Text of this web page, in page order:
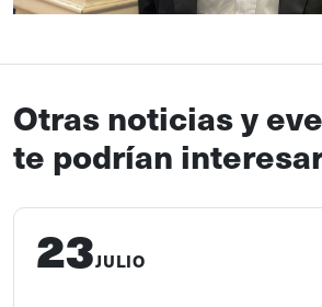
Otras noticias y
te podrían
23JULIO